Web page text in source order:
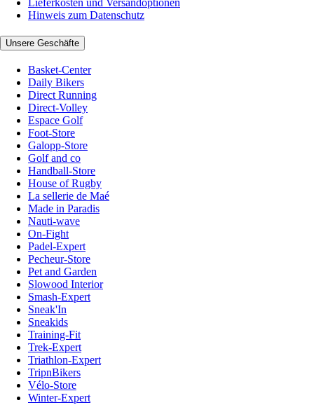
Hinweis zum Datenschutz
Unsere Geschäfte
Basket-Center
Daily Bikers
Direct Running
Direct-Volley
Espace Golf
Foot-Store
Galopp-Store
Golf and co
Handball-Store
House of Rugby
La sellerie de Maé
Made in Paradis
Nauti-wave
On-Fight
Padel-Expert
Pecheur-Store
Pet and Garden
Slowood Interior
Smash-Expert
Sneak'In
Sneakids
Training-Fit
Trek-Expert
Triathlon-Expert
TripnBikers
Vélo-Store
Winter-Expert